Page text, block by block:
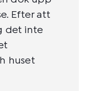
Efter att
det inte
huset